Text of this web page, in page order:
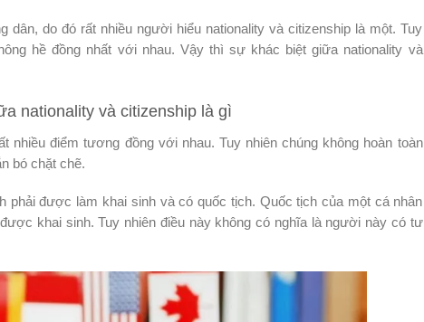
dân, do đó rất nhiều người hiểu nationality và citizenship là một. Tuy
hề đồng nhất với nhau. Vậy thì sự khác biệt giữa nationality và
nationality và citizenship là gì
nhiều điểm tương đồng với nhau. Tuy nhiên chúng không hoàn toàn
bó chặt chẽ.
phải được làm khai sinh và có quốc tịch. Quốc tịch của một cá nhân
khai sinh. Tuy nhiên điều này không có nghĩa là người này có tư